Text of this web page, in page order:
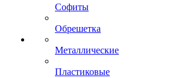
Софиты
Обрешетка
Металлические
Пластиковые